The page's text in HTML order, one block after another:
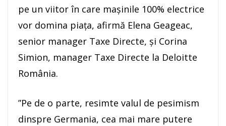
pe un viitor în care maşinile 100% electrice
vor domina piaţa, afirmă Elena Geageac,
senior manager Taxe Directe, şi Corina
Simion, manager Taxe Directe la Deloitte
România.
”Pe de o parte, resimte valul de pesimism
dinspre Germania, cea mai mare putere